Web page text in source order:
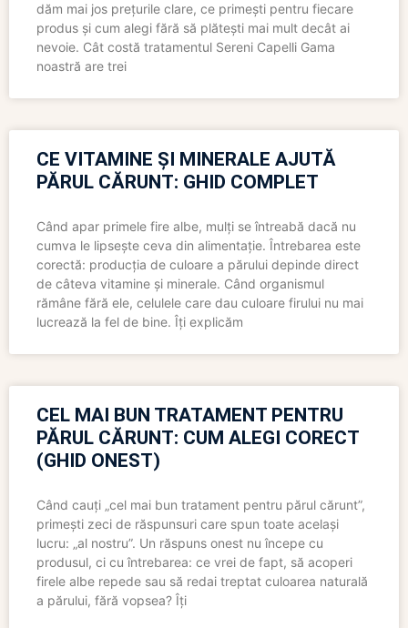
dăm mai jos prețurile clare, ce primești pentru fiecare
produs și cum alegi fără să plătești mai mult decât ai
nevoie. Cât costă tratamentul Sereni Capelli Gama
noastră are trei
CE VITAMINE ȘI MINERALE AJUTĂ
PĂRUL CĂRUNT: GHID COMPLET
Când apar primele fire albe, mulți se întreabă dacă nu
cumva le lipsește ceva din alimentație. Întrebarea este
corectă: producția de culoare a părului depinde direct
de câteva vitamine și minerale. Când organismul
rămâne fără ele, celulele care dau culoare firului nu mai
lucrează la fel de bine. Îți explicăm
CEL MAI BUN TRATAMENT PENTRU
PĂRUL CĂRUNT: CUM ALEGI CORECT
(GHID ONEST)
Când cauți „cel mai bun tratament pentru părul cărunt”,
primești zeci de răspunsuri care spun toate același
lucru: „al nostru”. Un răspuns onest nu începe cu
produsul, ci cu întrebarea: ce vrei de fapt, să acoperi
firele albe repede sau să redai treptat culoarea naturală
a părului, fără vopsea? Îți